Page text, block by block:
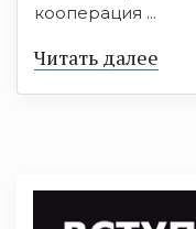
кооперация ...
Читать далее